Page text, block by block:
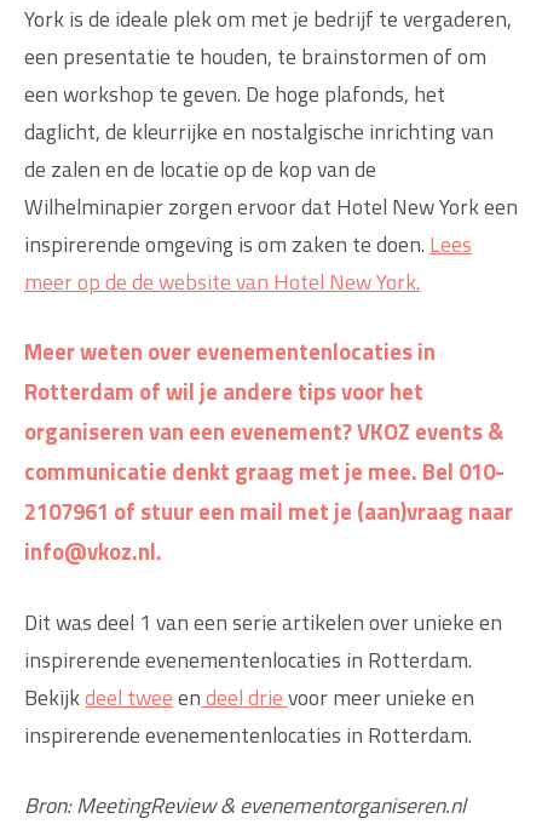
York is de ideale plek om met je bedrijf te vergaderen,
een presentatie te houden, te brainstormen of om
een workshop te geven. De hoge plafonds, het
daglicht, de kleurrijke en nostalgische inrichting van
de zalen en de locatie op de kop van de
Wilhelminapier zorgen ervoor dat Hotel New York een
inspirerende omgeving is om zaken te doen. Lees
meer op de de website van Hotel New York.
Meer weten over evenementenlocaties in
Rotterdam of wil je andere tips voor het
organiseren van een evenement? VKOZ events &
communicatie denkt graag met je mee. Bel 010-
2107961 of stuur een mail met je (aan)vraag naar
info@vkoz.nl.
Dit was deel 1 van een serie artikelen over unieke en
inspirerende evenementenlocaties in Rotterdam.
Bekijkdeel tweeendeel drievoor meer unieke en
inspirerende evenementenlocaties in Rotterdam.
Bron: MeetingReview & evenementorganiseren.nl